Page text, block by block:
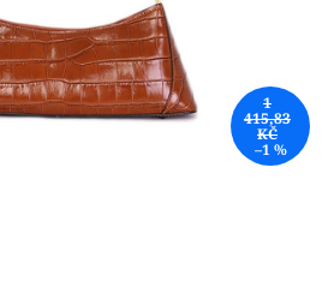
1
415,83
KČ
–1 %